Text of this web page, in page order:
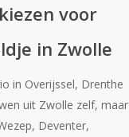
voor
in Zwolle
in Overijssel, Drenthe
uit Zwolle zelf, maar
Deventer,